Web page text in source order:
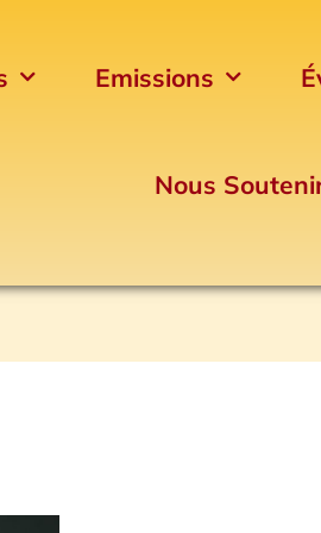
Emissions
Nous